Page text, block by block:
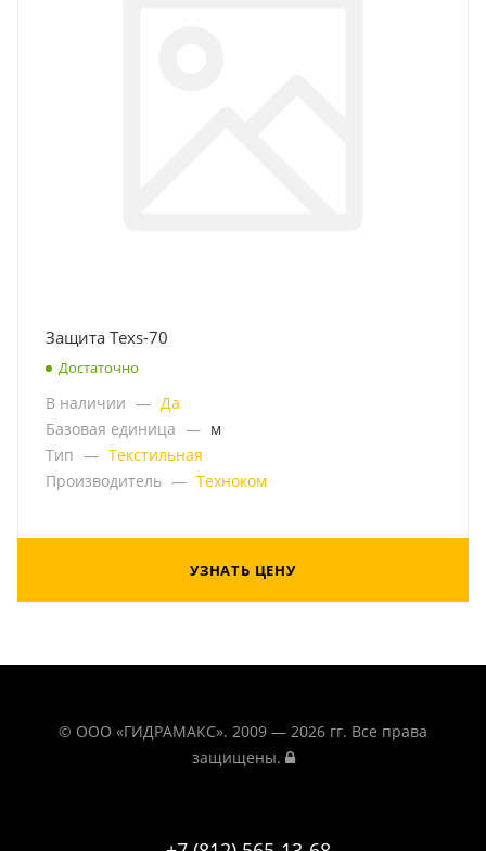
Защита Texs-70
Достаточно
В наличии — Да
Базовая единица — м
Тип — Текстильная
Производитель — Техноком
УЗНАТЬ ЦЕНУ
© ООО «ГИДРАМАКС». 2009 — 2026 гг. Все права
защищены.